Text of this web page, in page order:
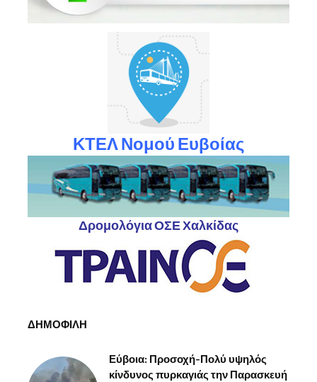
ΚΤΕΛ Νομού Ευβοίας
Δρομολόγια ΟΣΕ Χαλκίδας
ΔΗΜΟΦΙΛΗ
Εύβοια: Προσοχή-Πολύ υψηλός
κίνδυνος πυρκαγιάς την Παρασκευή